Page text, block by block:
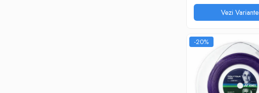
Vezi Variante
-20%